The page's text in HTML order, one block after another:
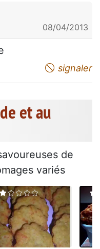
08/04/2013
signaler
et au
de
variés